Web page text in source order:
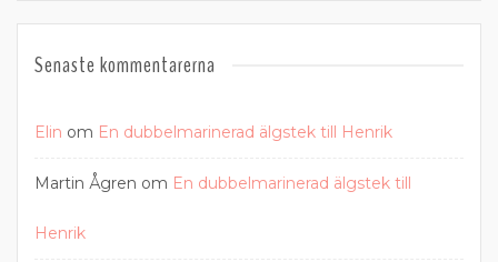
Senaste kommentarerna
Elin om En dubbelmarinerad älgstek till Henrik
Martin Ågren om En dubbelmarinerad älgstek till
Henrik